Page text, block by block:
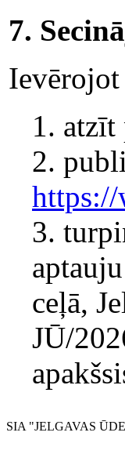
7.
Ievērojot
1. atzīt
2.
3.
ceļā,
JŪ/
SIA "JELGAVAS